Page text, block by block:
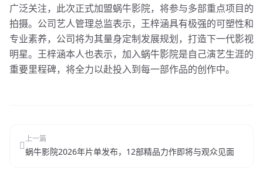
广泛关注，此次正式加盟蜗牛影院，将参与多部重点项目的
拍摄。公司艺人管理总监表示，王梓涵具有极强的可塑性和
专业素养，公司将为其量身定制发展规划，打造下一代影视
明星。王梓涵本人也表示，加入蜗牛影院是自己演艺生涯的
重要里程碑，将全力以赴投入到每一部作品的创作中。
上一篇
蜗牛影院2026年片单发布，12部精品力作即将与观众见面